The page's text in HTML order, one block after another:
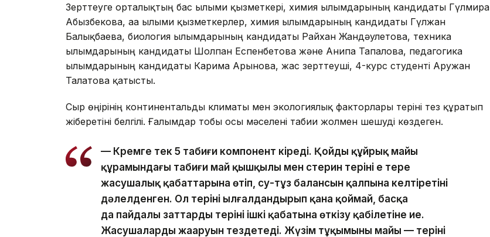
Зерттеуге орталықтың бас ғылыми қызметкері, химия ғылымдарының кандидаты Гүлмира
Абызбекова, аға ғылыми қызметкерлер, химия ғылымдарының кандидаты Гүлжан
Балықбаева, биология ғылымдарының кандидаты Райхан Жандәулетова, техника
ғылымдарының кандидаты Шолпан Еспенбетова және Анипа Тапалова, педагогика
ғылымдарының кандидаты Карима Арынова, жас зерттеуші, 4-курс студенті Аружан
Талғатова қатысты.
Сыр өңірінің континентальды климаты мен экологиялық факторлары теріні тез құрғатып
жіберетіні белгілі. Ғалымдар тобы осы мәселені табиғи жолмен шешуді көздеген.
— Кремге тек 5 табиғи компонент кіреді. Қойдың құйрық майы
құрамындағы табиғи май қышқылы мен стерин терінің ең терең
жасушалық қабаттарына өтіп, су-тұз балансын қалпына келтіретіні
дәлелденген. Ол теріні ылғалдандырып қана қоймай, басқа
да пайдалы заттарды терінің ішкі қабатына өткізу қабілетіне ие.
Жасушалардың жаңаруын тездетеді. Жүзім тұқымының майы — теріні